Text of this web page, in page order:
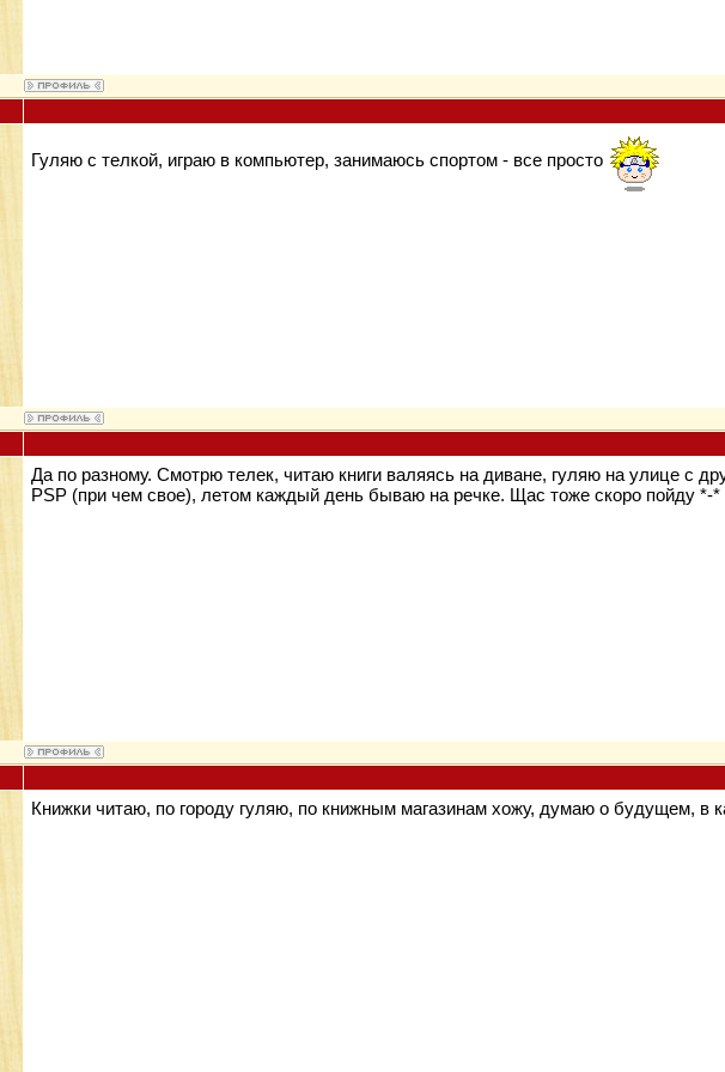
Гуляю с телкой, играю в компьютер, занимаюсь спортом - все просто
Да по разному. Смотрю телек, читаю книги валяясь на диване, гуляю на улице с
PSP (при чем свое), летом каждый день бываю на речке. Щас тоже скоро пойду *-*
Книжки читаю, по городу гуляю, по книжным магазинам хожу, думаю о будущем, в